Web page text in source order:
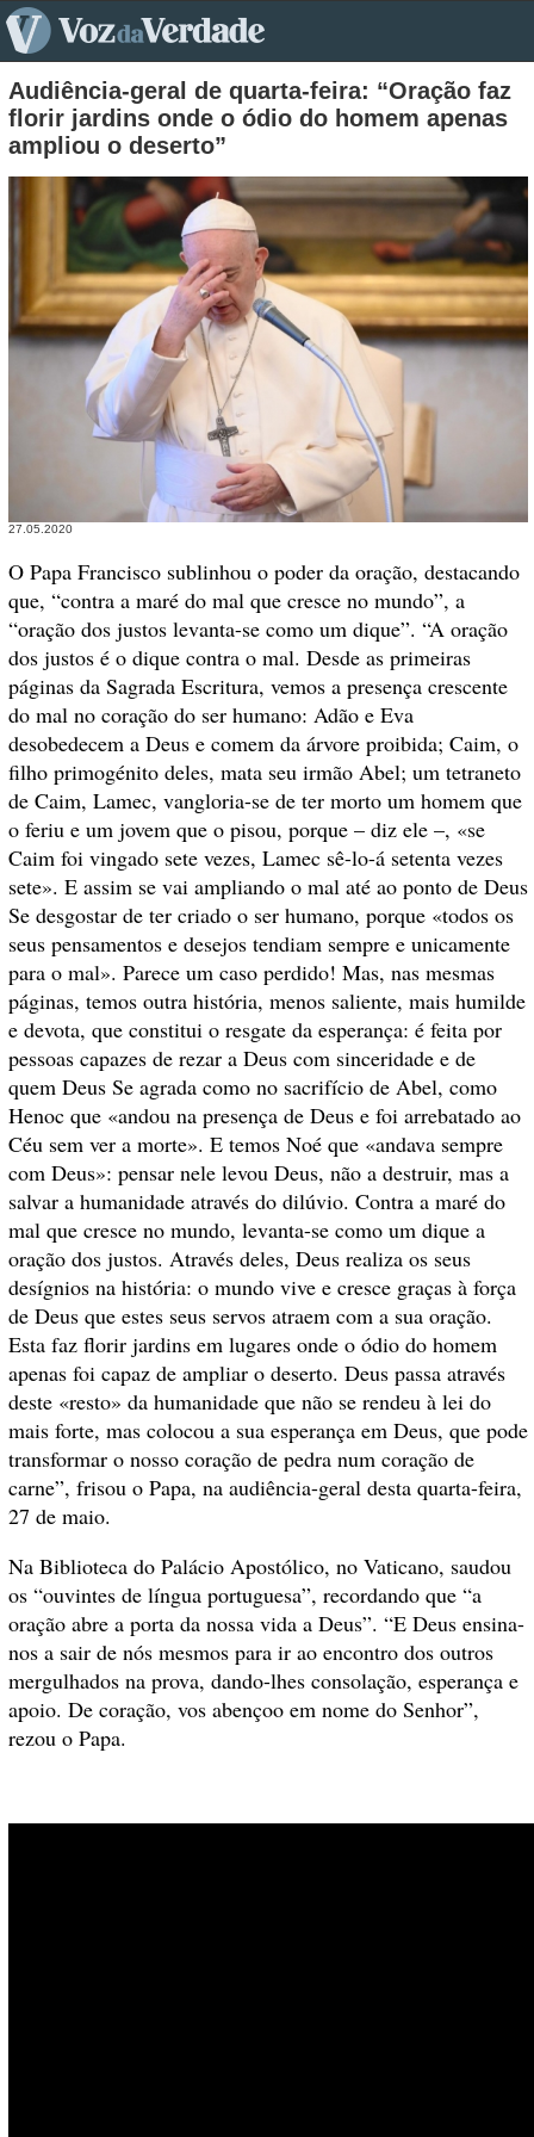
Audiência-geral de quarta-feira: “Oração faz
florir jardins onde o ódio do homem apenas
ampliou o deserto”
27.05.2020
O Papa Francisco sublinhou o poder da oração, destacando
que, “contra a maré do mal que cresce no mundo”, a
“oração dos justos levanta-se como um dique”. “A oração
dos justos é o dique contra o mal. Desde as primeiras
páginas da Sagrada Escritura, vemos a presença crescente
do mal no coração do ser humano: Adão e Eva
desobedecem a Deus e comem da árvore proibida; Caim, o
filho primogénito deles, mata seu irmão Abel; um tetraneto
de Caim, Lamec, vangloria-se de ter morto um homem que
o feriu e um jovem que o pisou, porque – diz ele –, «se
Caim foi vingado sete vezes, Lamec sê-lo-á setenta vezes
sete». E assim se vai ampliando o mal até ao ponto de Deus
Se desgostar de ter criado o ser humano, porque «todos os
seus pensamentos e desejos tendiam sempre e unicamente
para o mal». Parece um caso perdido! Mas, nas mesmas
páginas, temos outra história, menos saliente, mais humilde
e devota, que constitui o resgate da esperança: é feita por
pessoas capazes de rezar a Deus com sinceridade e de
quem Deus Se agrada como no sacrifício de Abel, como
Henoc que «andou na presença de Deus e foi arrebatado ao
Céu sem ver a morte». E temos Noé que «andava sempre
com Deus»: pensar nele levou Deus, não a destruir, mas a
salvar a humanidade através do dilúvio. Contra a maré do
mal que cresce no mundo, levanta-se como um dique a
oração dos justos. Através deles, Deus realiza os seus
desígnios na história: o mundo vive e cresce graças à força
de Deus que estes seus servos atraem com a sua oração.
Esta faz florir jardins em lugares onde o ódio do homem
apenas foi capaz de ampliar o deserto. Deus passa através
deste «resto» da humanidade que não se rendeu à lei do
mais forte, mas colocou a sua esperança em Deus, que pode
transformar o nosso coração de pedra num coração de
carne”, frisou o Papa, na audiência-geral desta quarta-feira,
27 de maio.
Na Biblioteca do Palácio Apostólico, no Vaticano, saudou
os “ouvintes de língua portuguesa”, recordando que “a
oração abre a porta da nossa vida a Deus”. “E Deus ensina-
nos a sair de nós mesmos para ir ao encontro dos outros
mergulhados na prova, dando-lhes consolação, esperança e
apoio. De coração, vos abençoo em nome do Senhor”,
rezou o Papa.